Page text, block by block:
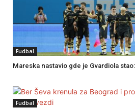
Fudbal
Mareska nastavio gde je Gvardiola
Fudbal